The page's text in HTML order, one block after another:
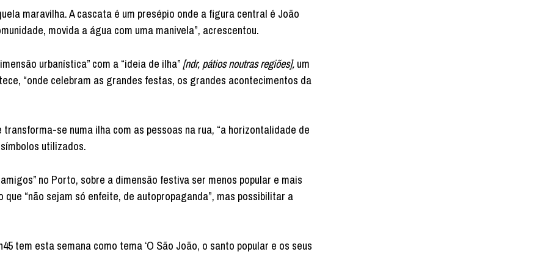
maravilha. A cascata é um presépio onde a figura central é João
movida a água com uma manivela”, acrescentou.
urbanística” com a “ideia de ilha” [ndr, pátios noutras regiões], um
“onde celebram as grandes festas, os grandes acontecimentos da
se numa ilha com as pessoas na rua, “a horizontalidade de
utilizados.
no Porto, sobre a dimensão festiva ser menos popular e mais
“não sejam só enfeite, de autopropaganda”, mas possibilitar a
tem esta semana como tema ‘O São João, o santo popular e os seus